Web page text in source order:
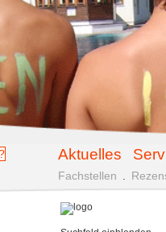
Aktuelles
Fachstellen